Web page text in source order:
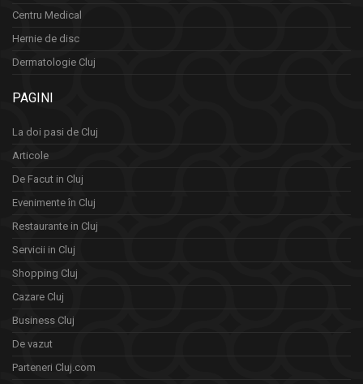
Centru Medical
Hernie de disc
Dermatologie Cluj
PAGINI
La doi pasi de Cluj
Articole
De Facut in Cluj
Evenimente în Cluj
Restaurante in Cluj
Servicii in Cluj
Shopping Cluj
Cazare Cluj
Business Cluj
De vazut
Parteneri Cluj.com